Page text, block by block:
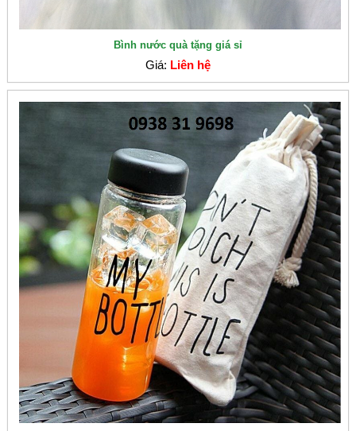
Bình nước quà tặng giá sỉ
Giá: Liên hệ